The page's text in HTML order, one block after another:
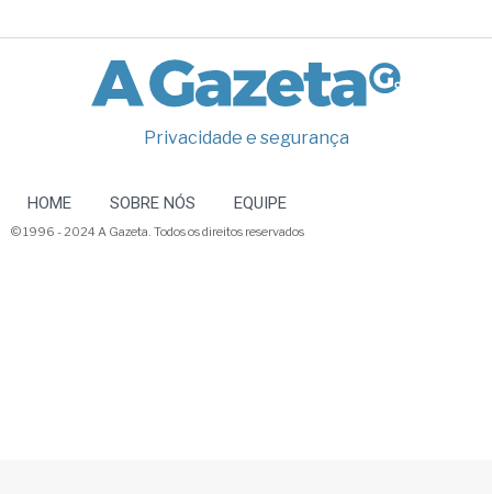
Privacidade e segurança
HOME SOBRE NÓS EQUIPE
© 1996 - 2024 A Gazeta. Todos os direitos reservados